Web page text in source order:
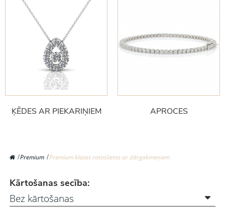
ĶĒDES AR PIEKARIŅIEM APROCES
Premium Premium klases rotaslietas ar dārgakmeņiem
Kārtošanas secība: